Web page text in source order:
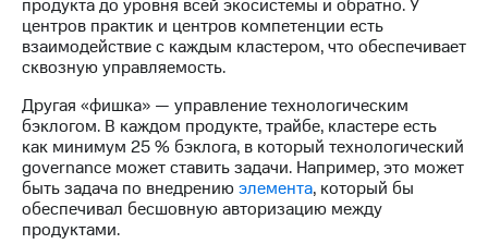
продукта до уровня всей экосистемы и обратно. У
центров практик и центров компетенции есть
взаимодействие с каждым кластером, что обеспечивает
сквозную управляемость.
Другая «фишка» — управление технологическим
бэклогом. В каждом продукте, трайбе, кластере есть
как минимум 25 % бэклога, в который технологический
governance может ставить задачи. Например, это может
быть задача по внедрениюэлемента, который бы
обеспечивал бесшовную авторизацию между
продуктами.